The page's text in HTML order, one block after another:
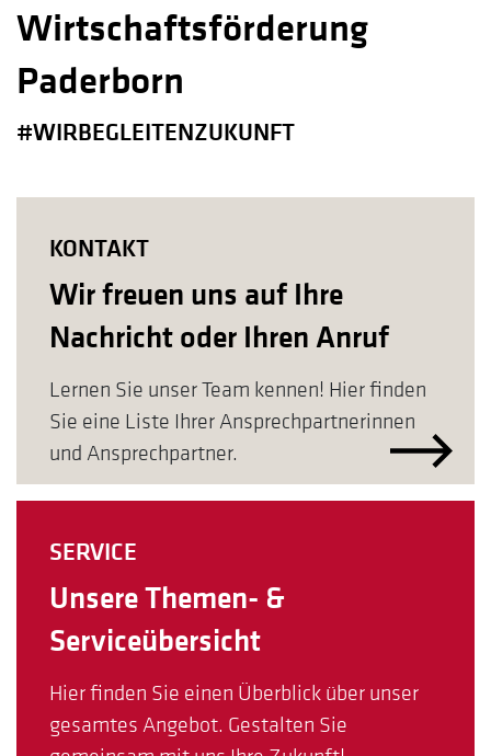
Wirtschaftsförderung
Paderborn
#WIRBEGLEITENZUKUNFT
KONTAKT
Wir freuen uns auf Ihre
Nachricht oder Ihren Anruf
Lernen Sie unser Team kennen! Hier finden
Sie eine Liste Ihrer Ansprechpartnerinnen
und Ansprechpartner.
SERVICE
Unsere Themen- &
Serviceübersicht
Hier finden Sie einen Überblick über unser
gesamtes Angebot. Gestalten Sie